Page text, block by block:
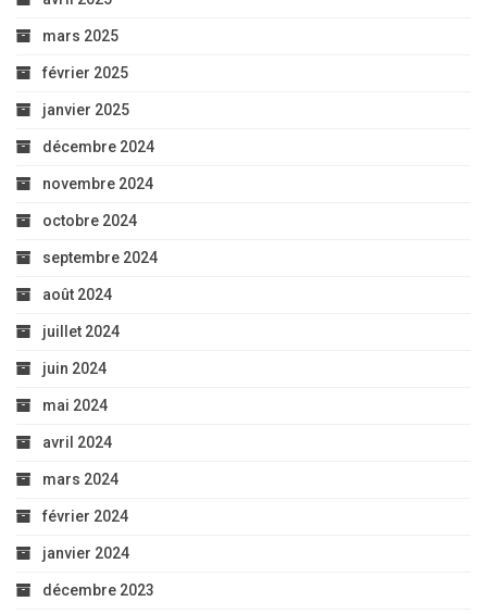
mars 2025
février 2025
janvier 2025
décembre 2024
novembre 2024
octobre 2024
septembre 2024
août 2024
juillet 2024
juin 2024
mai 2024
avril 2024
mars 2024
février 2024
janvier 2024
décembre 2023